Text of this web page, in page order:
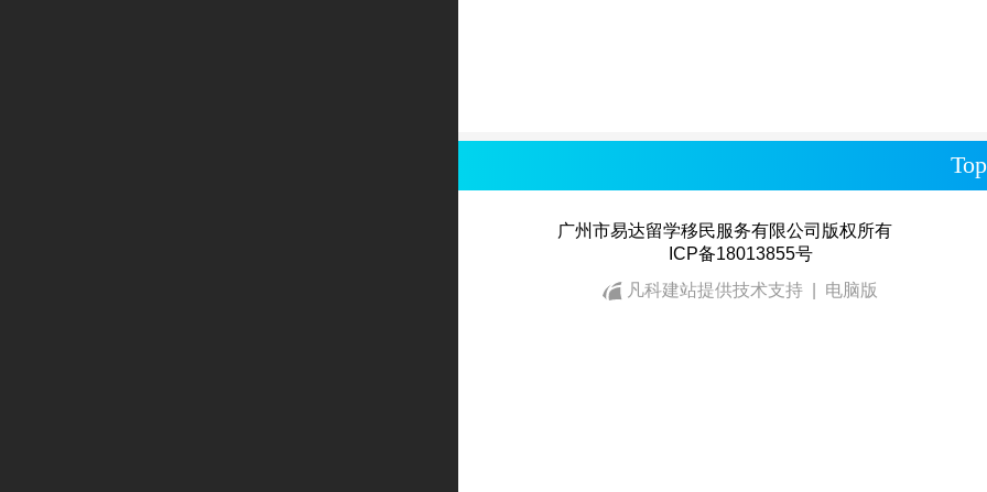
Top
广州市易达留学移民服务有限公司版权所
ICP备18013855号‍
凡科建站提供技术支持
电脑版